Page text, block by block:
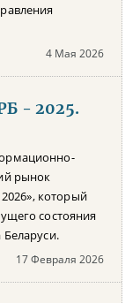
4 Мая 2026
- 2025.
рынок
который
состояния
17 Февраля 2026